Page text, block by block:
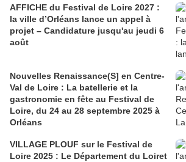
AFFICHE du Festival de Loire 2027 :
la ville d’Orléans lance un appel à
projet – Candidature jusqu'au jeudi 6
août
Nouvelles Renaissance(S] en Centre-
Val de Loire : La batellerie et la
gastronomie en fête au Festival de
Loire, du 24 au 28 septembre 2025 à
Orléans
VILLAGE PLOUF sur le Festival de
Loire 2025 : Le Département du Loiret